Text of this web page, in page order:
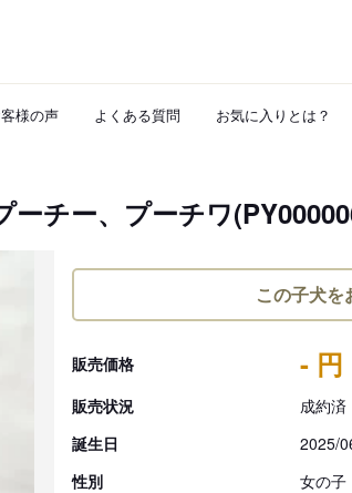
様の声 よくある質問 お気に入りとは？
チー、プーチワ
この子犬を
販売価格 - 円
販売状況
成約済
誕生日
2025/
性別
女の子